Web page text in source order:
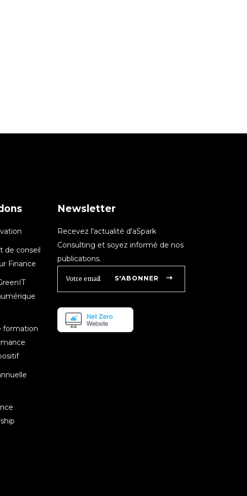
de conseil
Finance
formation
Newsletter
Recevez l'actualité d'aSpark
Consulting et soyez informé de nos
publications.
S'ABONNER